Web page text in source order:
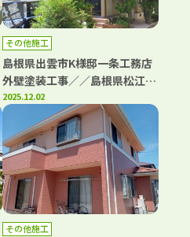
その他施工
島根県出雲市K様邸一条工務店
外壁塗装工事／／島根県松江
市・出雲市・大田市・雲南市・
鳥取県米子市・境港市の「きじ
ま塗装」
2025.12.02
その他施工